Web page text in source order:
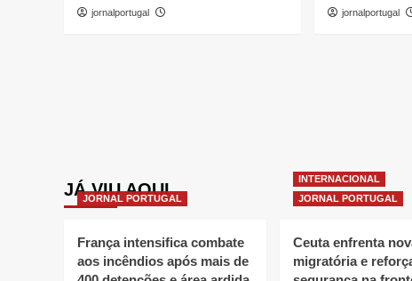
jornalportugal jornalportugal
JÁ VIU AQUI
JORNAL PORTUGAL
França intensifica combate
aos incêndios após mais de
INTERNACIONAL
JORNAL PORTUGAL
Ceuta enfrenta
migratória e